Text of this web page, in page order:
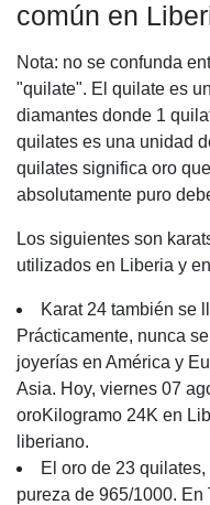
común en
Nota: no se confunda
"quilate". El quilate es
diamantes donde 1
quilates es una unidad
quilates significa oro
absolutamente puro
Los siguientes son
utilizados en Liberia y
Karat 24 también se
Prácticamente, nunca
joyerías en América y
Asia. Hoy, viernes 07
oroKilogramo 24K en
liberiano.
El oro de 23
pureza de 965/1000.